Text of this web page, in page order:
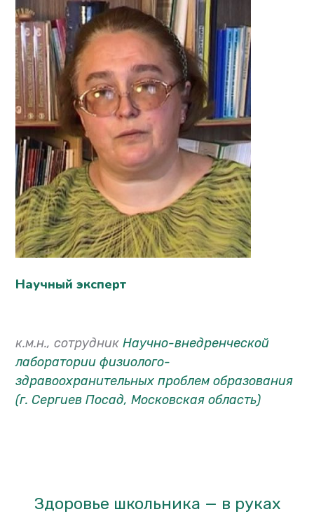
Научный эксперт
к.м.н., сотрудникНаучно-внедренческой
лаборатории физиолого-
здравоохранительных проблем образования
(г. Сергиев Посад, Московская область)
Здоровье школьника — в руках